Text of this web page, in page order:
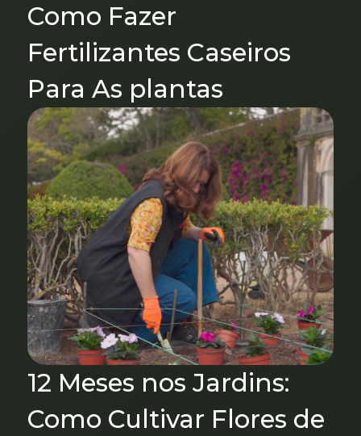
Como Fazer
Fertilizantes Caseiros
Para As plantas
12 Meses nos Jardins:
Como Cultivar Flores de